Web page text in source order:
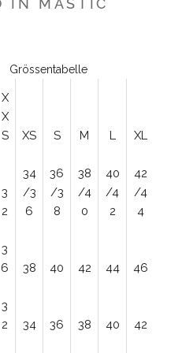
IN MASTIC
Grössentabelle
X
X
S
XS S M L XL
3
2
34
/3
6
36
/3
8
38
/4
0
40
/4
2
42
/4
4
3
6
38 40 42 44 46
3
2
34 36 38 40 42